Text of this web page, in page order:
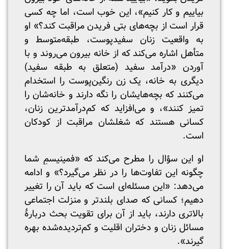
بیاییم و کار کنیم»، این خوب است، اما چه کسی
قرار است از بچه‌های بتی فریدن مراقبت کند؟» او
به واقعیت زنان سفیدپوست، طبقه‌متوسط و
متأهل اشاره می‌کند که از خانه بیرون می‌روند و با
آوردن «درآمد سفید (متعلق به طبقه سفید)
دیگری به خانه، یک زن رنگین‌پوست را استخدام
می‌کنند که بچه‌هایشان را نگه دارند و خانه‌شان را
تمیز کنند»، و می‌افزاید که کم‌درآمدترین زنان،
کسانی هستند که شغلشان مراقبت از کودکان
است.
او این سؤال را مطرح می‌کند که «فمینیسمِ شما
چگونه این تفاوت‌ها را در نظر می‌گیرد؟» و ادامه
می‌دهد: «این مسئله‌ای است که باید آن را تغییر
دهیم؛ کسانی که صدای بلندتر و منزلت اجتماعی
بالاتری دارند، باید از آن برای تقویت بحث دربارۀ
مسائل زنان و دختران اقلیت و کم‌تردیده‌شده بهره
گیرند».